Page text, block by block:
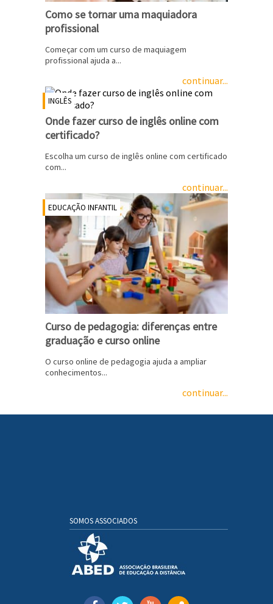
Como se tornar uma maquiadora
profissional
Começar com um curso de maquiagem
profissional ajuda a...
continuar...
INGLÊS
Onde fazer curso de inglês online com
certificado?
Escolha um curso de inglês online com certificado
com...
continuar...
EDUCAÇÃO INFANTIL
Curso de pedagogia: diferenças entre
graduação e curso online
O curso online de pedagogia ajuda a ampliar
conhecimentos...
continuar...
SOMOS ASSOCIADOS